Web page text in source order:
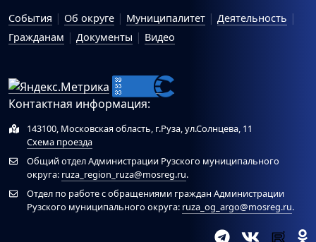
События Об округе Муниципалитет
Деятельность
Гражданам
Документы Видео
Контактная информация:
143100, Московская область, г.Руза, ул.Солнцева, 11
Схема проезда
Общий отдел Администрации Рузского муниципального
округа: ruza_region_ruza@mosreg.ru.
Отдел по работе с обращениями граждан Администрации
Рузского муниципального округа: ruza_og_argo@mosreg.ru.